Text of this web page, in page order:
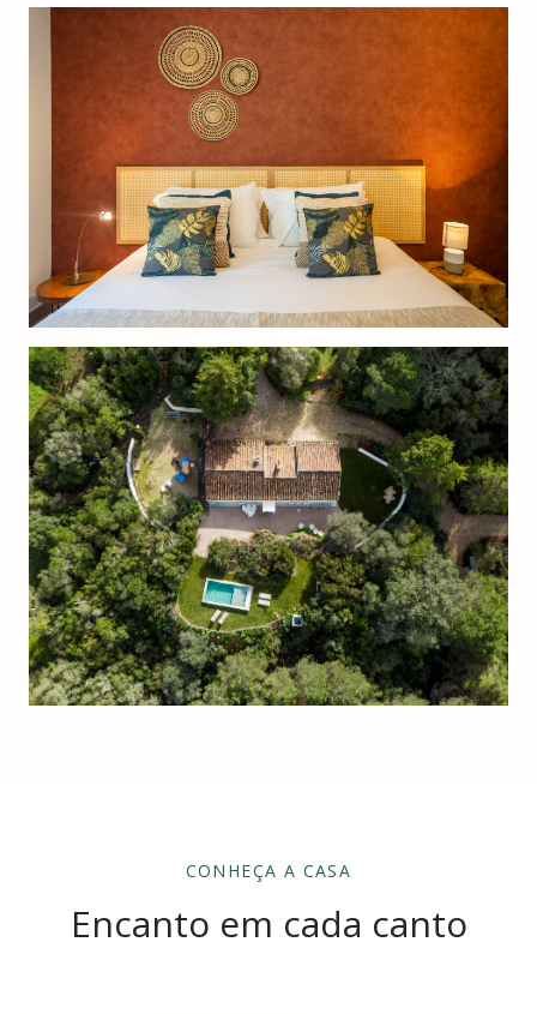
CONHEÇA A CASA
Encanto em cada canto